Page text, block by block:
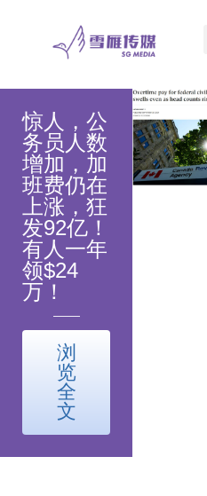
惊人，公
务员人数
增加，加
班费仍在
上涨，狂
发92亿！
有人一年
领$24
万！
浏
览
全
文